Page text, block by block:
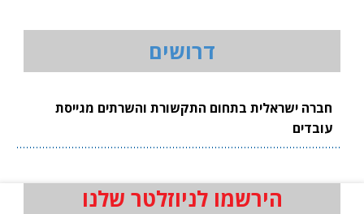
דרושים
חברה ישראלית בתחום התקשורת והשרתים מגייסת
עובדים
הירשמו לניוזלטר שלנו